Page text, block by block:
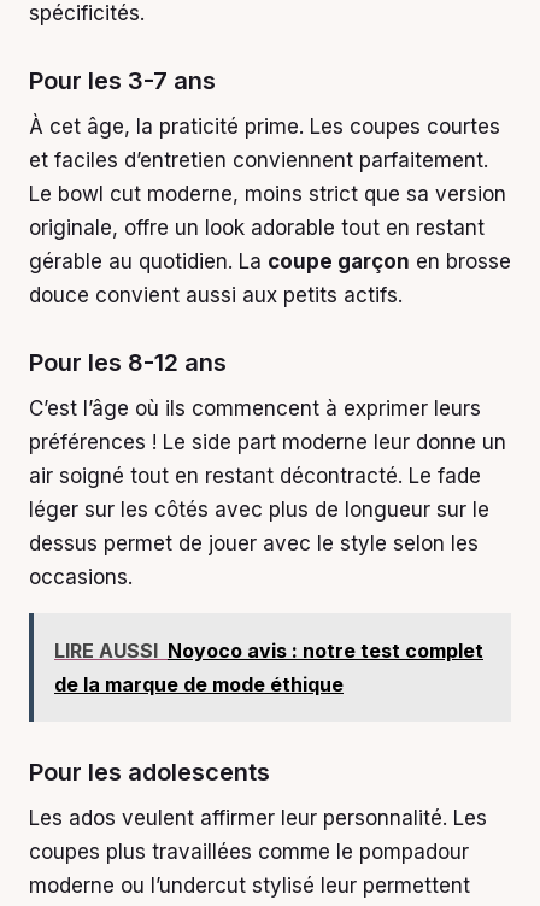
spécificités.
Pour les 3-7 ans
À cet âge, la praticité prime. Les coupes courtes
et faciles d’entretien conviennent parfaitement.
Le bowl cut moderne, moins strict que sa version
originale, offre un look adorable tout en restant
gérable au quotidien. La coupe garçon en brosse
douce convient aussi aux petits actifs.
Pour les 8-12 ans
C’est l’âge où ils commencent à exprimer leurs
préférences ! Le side part moderne leur donne un
air soigné tout en restant décontracté. Le fade
léger sur les côtés avec plus de longueur sur le
dessus permet de jouer avec le style selon les
occasions.
LIRE AUSSI Noyoco avis : notre test complet
de la marque de mode éthique
Pour les adolescents
Les ados veulent affirmer leur personnalité. Les
coupes plus travaillées comme le pompadour
moderne ou l’undercut stylisé leur permettent